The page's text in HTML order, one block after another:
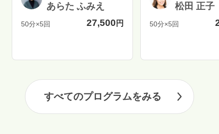
あらた ふみえ
50分×5回 27,500 円
松田 正子
50分×5回
すべてのプログラムをみる